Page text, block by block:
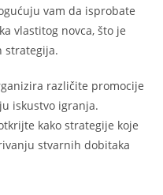
vam da isprobate
vlastitog novca, što je
strategija.
različite promocije
iskustvo igranja.
kako strategije koje
stvarnih dobitaka